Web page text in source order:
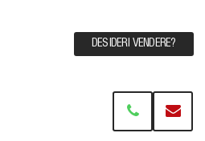
DESIDERI VENDERE?